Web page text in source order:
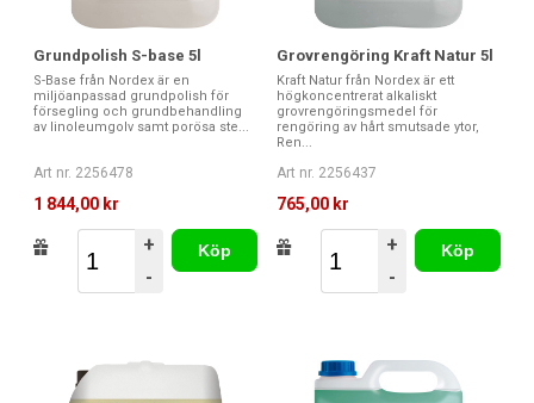
Grundpolish S-base 5l
S-Base från Nordex är en
miljöanpassad grundpolish för
försegling och grundbehandling
av linoleumgolv samt porösa ste...
Art nr. 2256478
1 844,00 kr
+
-
Köp
Grovrengöring Kraft Natur 5l
Kraft Natur från Nordex är ett
högkoncentrerat alkaliskt
grovrengöringsmedel för
rengöring av hårt smutsade ytor,
Ren...
Art nr. 2256437
765,00 kr
+
-
Köp